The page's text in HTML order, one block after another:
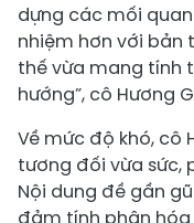
dựng các mối
nhiệm hơn với bản
thế vừa mang tính
hướng”, cô Hương
Về mức độ khó, cô
tương đối vừa sức,
Nội dung đề gần